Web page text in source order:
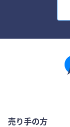
売り手の方